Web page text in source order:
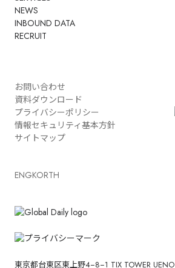
NEWS
INBOUND DATA
RECRUIT
お問い合わせ
資料ダウンロード
プライバシーポリシー
情報セキュリティ基本方針
サイトマップ
ENGKORTH
東京都台東区東上野4−8−1 TIX TOWER UENO